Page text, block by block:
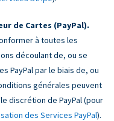
de Cartes (PayPal).
à toutes les
découlant de, ou se
PayPal par le biais de, ou
générales peuvent
discrétion de PayPal (pour
des Services PayPal).